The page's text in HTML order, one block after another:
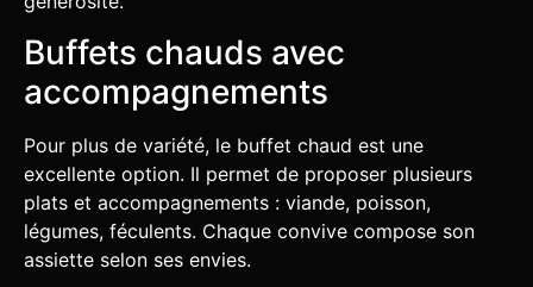
Buffets chauds avec
accompagnements
Pour plus de variété, le buffet chaud est une
excellente option. Il permet de proposer plusieurs
plats et accompagnements : viande, poisson,
légumes, féculents. Chaque convive compose son
assiette selon ses envies.